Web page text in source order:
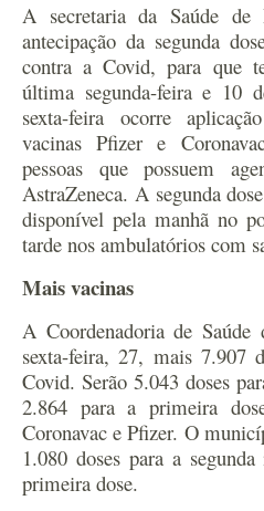
A secretaria da Saúde
antecipação da segunda
contra a Covid, para que
última segunda-feira e 10
sexta-feira ocorre
vacinas Pfizer e
pessoas que possuem
AstraZeneca. A segunda
disponível pela manhã no
tarde nos ambulatórios com
Mais vacinas
A Coordenadoria de
sexta-feira, 27, mais 7.907
Covid. Serão 5.043 doses
2.864 para a primeira
Coronavac e Pfizer. O
1.080 doses para a
primeira dose.